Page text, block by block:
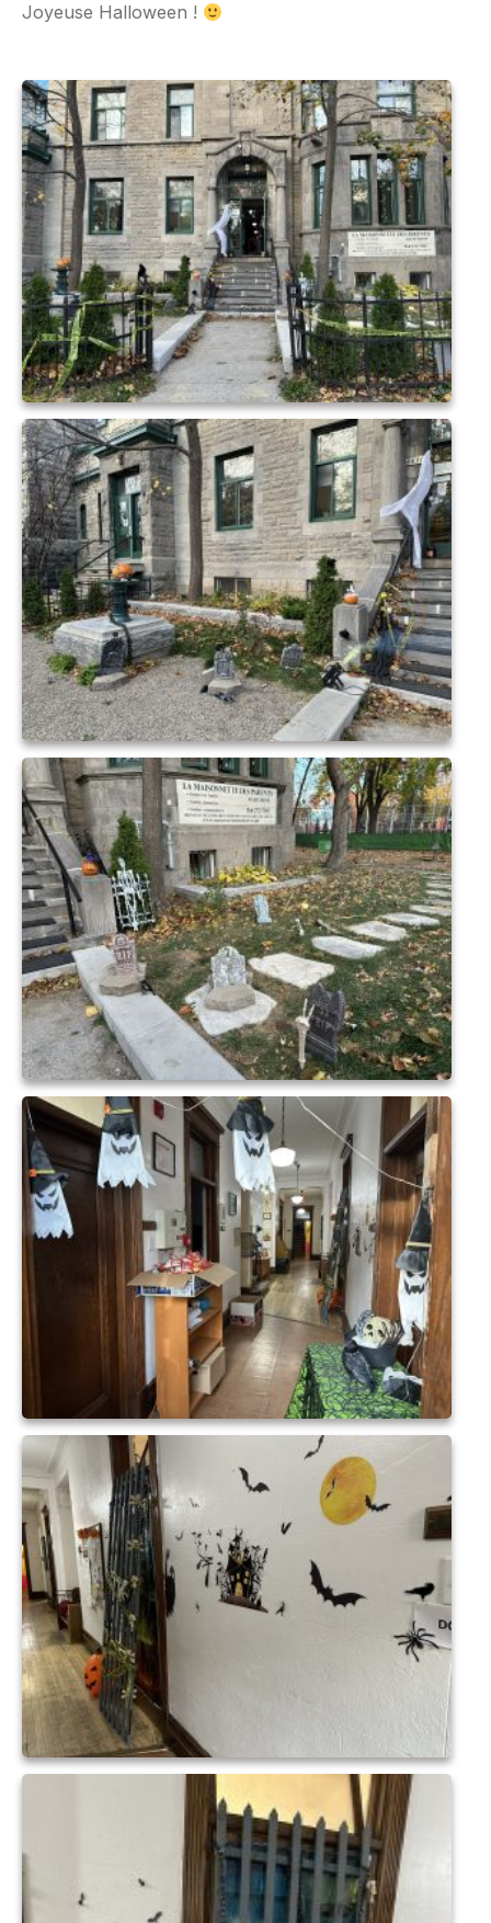
Joyeuse Halloween !